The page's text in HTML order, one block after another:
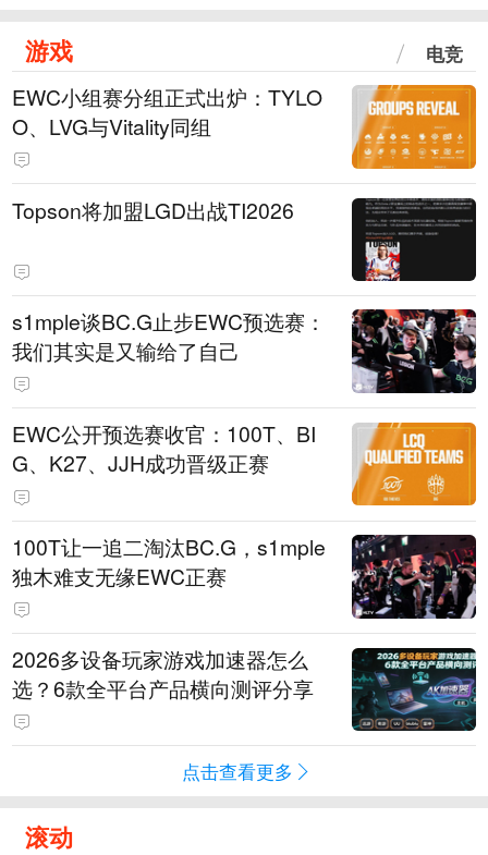
游戏 电竞
EWC小组赛分组正式出炉：TYLO
O、LVG与Vitality同组
Topson将加盟LGD出战TI2026
s1mple谈BC.G止步EWC预选赛：
我们其实是又输给了自己
EWC公开预选赛收官：100T、BI
G、K27、JJH成功晋级正赛
100T让一追二淘汰BC.G，s1mple
独木难支无缘EWC正赛
2026多设备玩家游戏加速器怎么
选？6款全平台产品横向测评分享
点击查看更多
滚动